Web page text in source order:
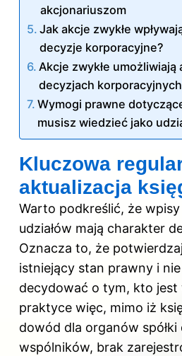
akcjonariuszom
Jak akcje zwykłe
decyzje korporacyjne?
Akcje zwykłe umożliwiają
decyzjach korporacyjnych
Wymogi prawne
musisz wiedzieć jako
Kluczowa
aktualizacja
Warto podkreślić, że
udziałów mają charakter
Oznacza to, że
istniejący stan prawny i
decydować o tym, kto jest
praktyce więc, mimo iż
dowód dla organów spółki
wspólników, brak